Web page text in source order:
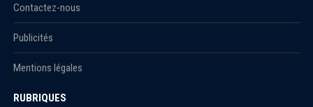
Contactez-nous
Publicités
Mentions légales
RUBRIQUES